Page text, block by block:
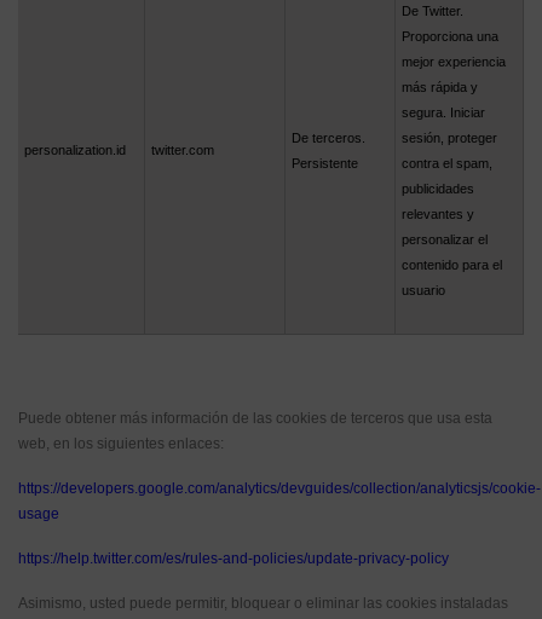
personalization.id twitter.com
De terceros.
Persistente
De Twitter.
Proporciona una
mejor experiencia
más rápida y
segura. Iniciar
sesión, proteger
contra el spam,
publicidades
relevantes y
personalizar el
contenido para el
usuario
Puede obtener más información de las cookies de terceros que usa esta
web, en los siguientes enlaces:
https://developers.google.com/analytics/devguides/collection/analyticsjs/cookie-
usage
https://help.twitter.com/es/rules-and-policies/update-privacy-policy
Asimismo, usted puede permitir, bloquear o eliminar las cookies instaladas